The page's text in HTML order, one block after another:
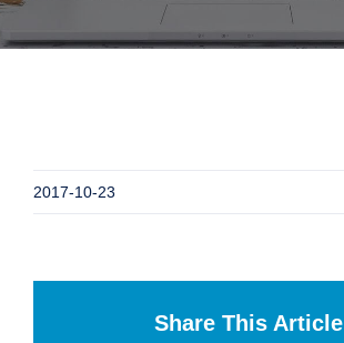
2017-10-23
Share This Article